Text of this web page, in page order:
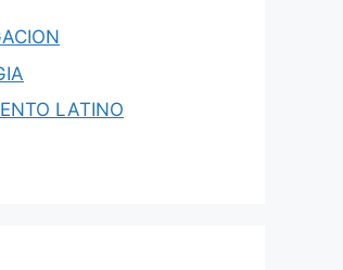
LATINO